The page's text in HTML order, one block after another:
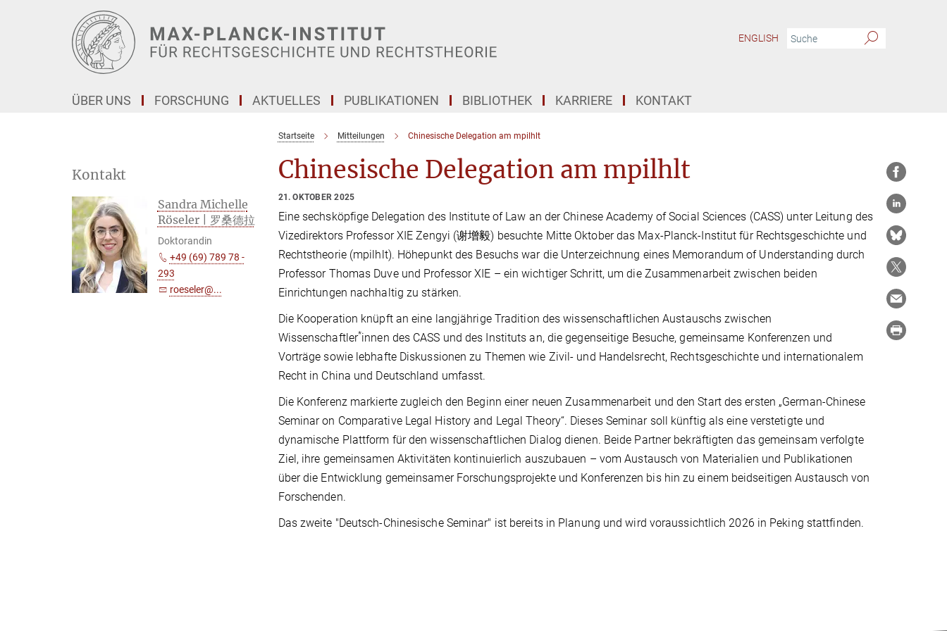
ENGLISH
ÜBER UNS FORSCHUNG AKTUELLES PUBLIKATIONEN BIBLIOTHEK KARRIERE KONTAKT
Startseite Mitteilungen Chinesische Delegation am mpilhlt
Chinesische Delegation am mpilhlt
21. OKTOBER 2025
Eine sechsköpfige Delegation des Institute of Law an der Chinese Academy of Social Sciences (CASS) unter Leitung des
Vizedirektors Professor XIE Zengyi (谢增毅) besuchte Mitte Oktober das Max-Planck-Institut für Rechtsgeschichte und
Rechtstheorie (mpilhlt). Höhepunkt des Besuchs war die Unterzeichnung eines Memorandum of Understanding durch
Professor Thomas Duve und Professor XIE – ein wichtiger Schritt, um die Zusammenarbeit zwischen beiden
Einrichtungen nachhaltig zu stärken.
Die Kooperation knüpft an eine langjährige Tradition des wissenschaftlichen Austauschs zwischen
Wissenschaftler*innen des CASS und des Instituts an, die gegenseitige Besuche, gemeinsame Konferenzen und
Vorträge sowie lebhafte Diskussionen zu Themen wie Zivil- und Handelsrecht, Rechtsgeschichte und internationalem
Recht in China und Deutschland umfasst.
Die Konferenz markierte zugleich den Beginn einer neuen Zusammenarbeit und den Start des ersten „German-Chinese
Seminar on Comparative Legal History and Legal Theory“. Dieses Seminar soll künftig als eine verstetigte und
dynamische Plattform für den wissenschaftlichen Dialog dienen. Beide Partner bekräftigten das gemeinsam verfolgte
Ziel, ihre gemeinsamen Aktivitäten kontinuierlich auszubauen – vom Austausch von Materialien und Publikationen
über die Entwicklung gemeinsamer Forschungsprojekte und Konferenzen bis hin zu einem beidseitigen Austausch von
Forschenden.
Das zweite "Deutsch-Chinesische Seminar" ist bereits in Planung und wird voraussichtlich 2026 in Peking stattfinden.
Kontakt
Sandra Michelle
Röseler | 罗桑德拉
Doktorandin
+49 (69) 789 78 -
293
roeseler@...